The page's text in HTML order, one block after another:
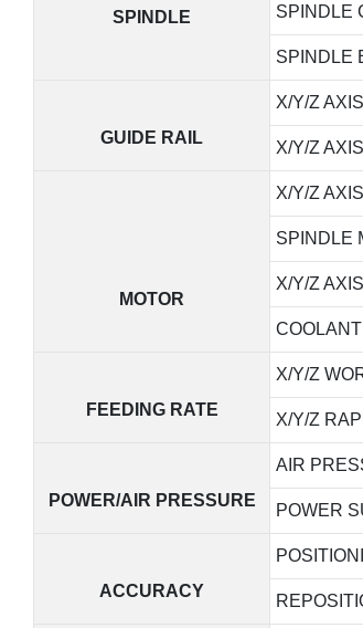
SPINDLE SPINDLE
SPINDLE
GUIDE RAIL
X/Y/Z
X/Y/Z
MOTOR
X/Y/Z
SPINDLE
X/Y/Z
FEEDING RATE
X/Y/Z
X/Y/Z
POWER/AIR PRESSURE
AIR
POWER
ACCURACY